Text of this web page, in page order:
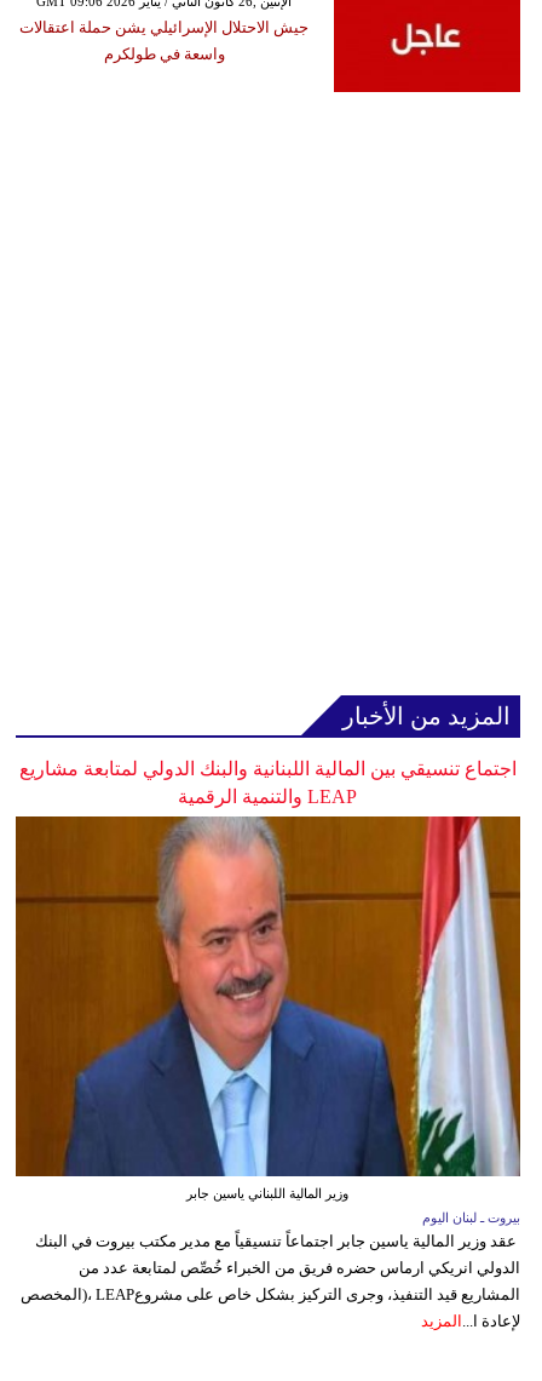
جيش الاحتلال الإسرائيلي يشن حملة اعتقالات
واسعة في طولكرم
المزيد من الأخبار
اجتماع تنسيقي بين المالية اللبنانية والبنك الدولي لمتابعة مشاريع
LEAP والتنمية الرقمية
وزير المالية اللبناني ياسين جابر
بيروت ـ لبنان اليوم
عقد وزير المالية ياسين جابر اجتماعاً تنسيقياً مع مدير مكتب بيروت في البنك
الدولي انريكي ارماس حضره فريق من الخبراء خُصِّص لمتابعة عدد من
المشاريع قيد التنفيذ، وجرى التركيز بشكل خاص على مشروعLEAP ،(المخصص
لإعادة ا... المزيد